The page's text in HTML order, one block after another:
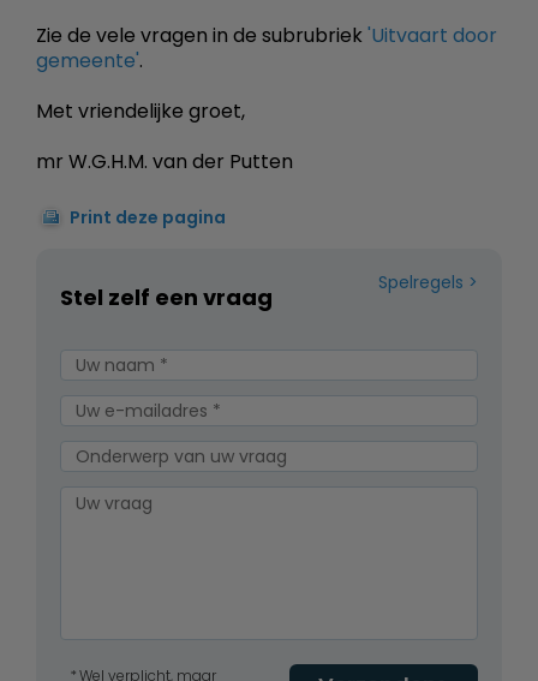
Zie de vele vragen in de subrubriek 'Uitvaart door
gemeente'.
Met vriendelijke groet,
mr W.G.H.M. van der Putten
Print deze pagina
Spelregels
Stel zelf een vraag
Wel verplicht, maar